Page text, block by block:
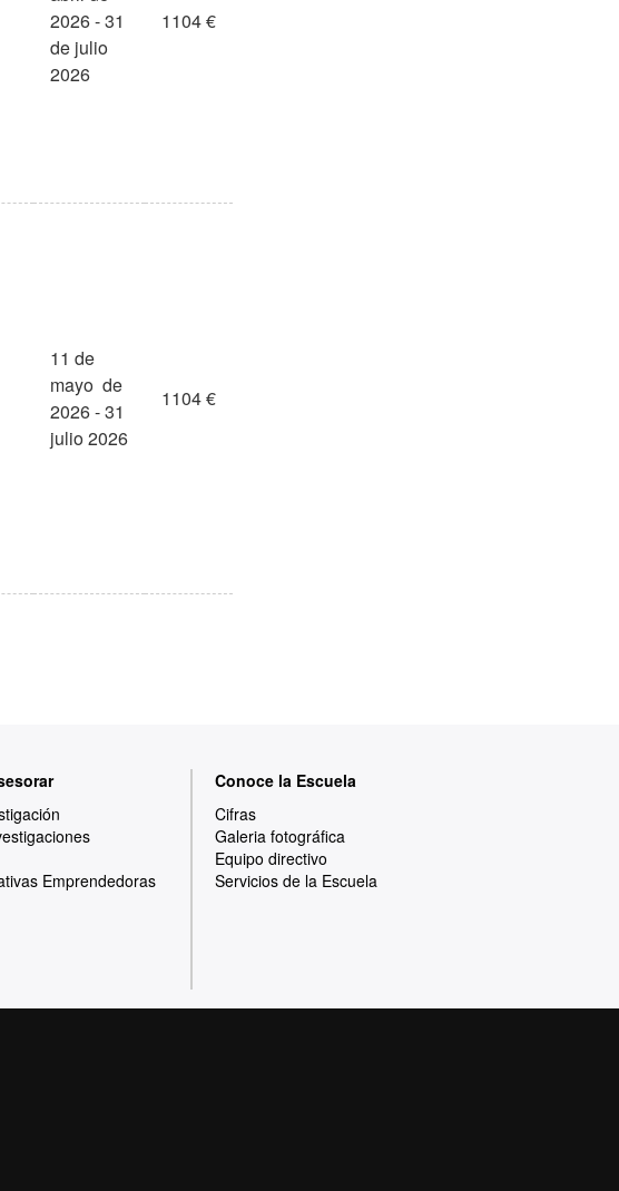
2026 - 31
de julio
2026
1104 €
11 de
mayo de
2026 - 31
julio 2026
1104 €
Emprendedoras
Conoce la Escuela
Cifras
Galeria fotográfica
Equipo directivo
Servicios de la Escuela
una docencia de calidad, diversificada, multidisciplinaria y
y adaptada a los nuevos modelos de la Europa del